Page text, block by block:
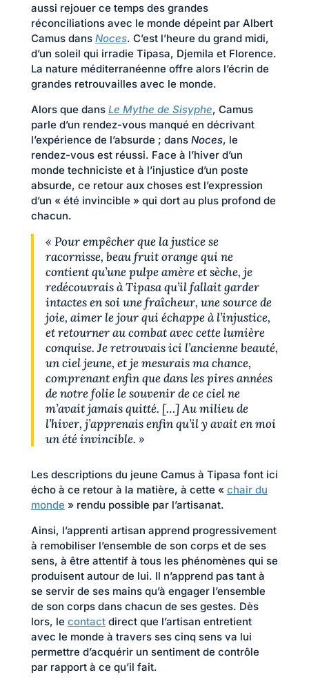
aussi rejouer ce temps des grandes
réconciliations avec le monde dépeint par Albert
Camus dans Noces. C’est l’heure du grand midi,
d’un soleil qui irradie Tipasa, Djemila et Florence.
La nature méditerranéenne offre alors l’écrin de
grandes retrouvailles avec le monde.
Alors que dans Le Mythe de Sisyphe, Camus
parle d’un rendez-vous manqué en décrivant
l’expérience de l’absurde ; dans Noces, le
rendez-vous est réussi. Face à l’hiver d’un
monde techniciste et à l’injustice d’un poste
absurde, ce retour aux choses est l’expression
d’un « été invincible » qui dort au plus profond de
chacun.
« Pour empêcher que la justice se
racornisse, beau fruit orange qui ne
contient qu’une pulpe amère et sèche, je
redécouvrais à Tipasa qu’il fallait garder
intactes en soi une fraîcheur, une source de
joie, aimer le jour qui échappe à l’injustice,
et retourner au combat avec cette lumière
conquise. Je retrouvais ici l’ancienne beauté,
un ciel jeune, et je mesurais ma chance,
comprenant enfin que dans les pires années
de notre folie le souvenir de ce ciel ne
m’avait jamais quitté. […] Au milieu de
l’hiver, j’apprenais enfin qu’il y avait en moi
un été invincible. »
Les descriptions du jeune Camus à Tipasa font ici
écho à ce retour à la matière, à cette « chair du
monde » rendu possible par l’artisanat.
Ainsi, l’apprenti artisan apprend progressivement
à remobiliser l’ensemble de son corps et de ses
sens, à être attentif à tous les phénomènes qui se
produisent autour de lui. Il n’apprend pas tant à
se servir de ses mains qu’à engager l’ensemble
de son corps dans chacun de ses gestes. Dès
lors, le contactdirect que l’artisan entretient
avec le monde à travers ses cinq sens va lui
permettre d’acquérir un sentiment de contrôle
par rapport à ce qu’il fait.